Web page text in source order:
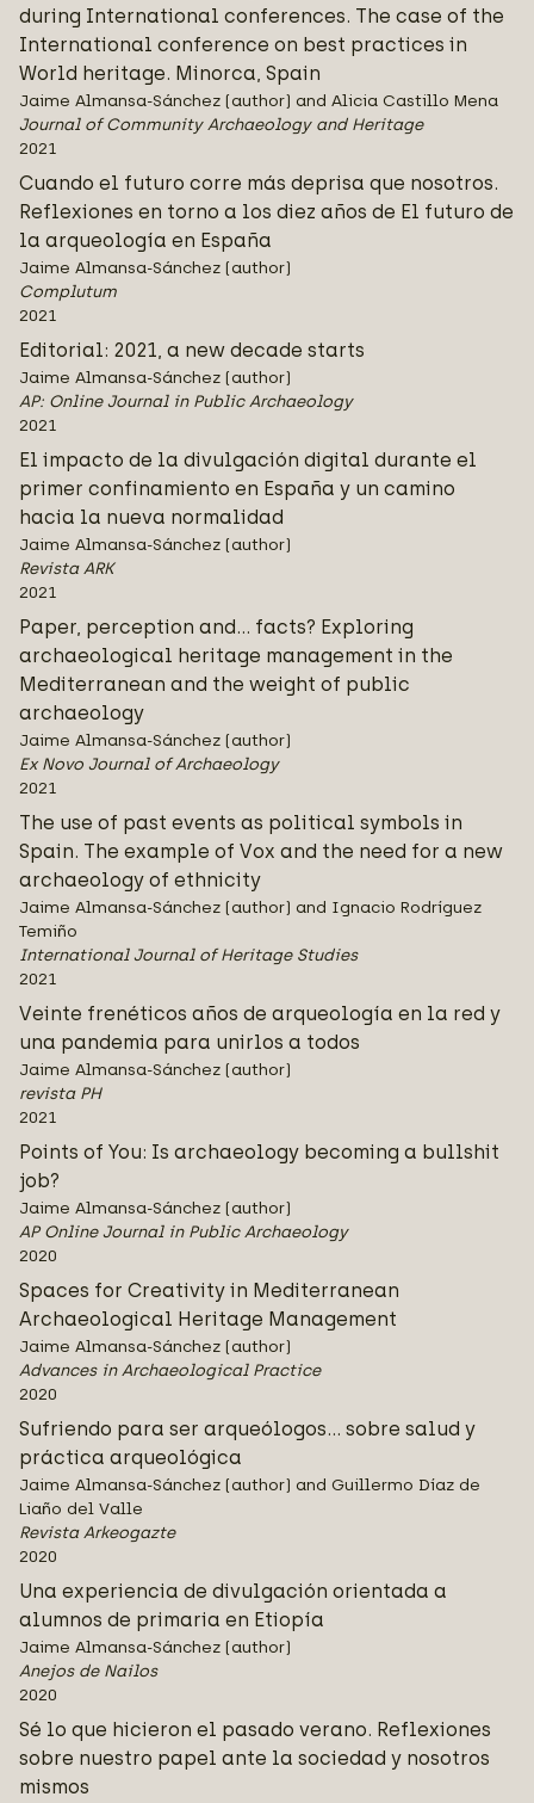
during International conferences. The case of the
International conference on best practices in
World heritage. Minorca, Spain
Jaime Almansa-Sánchez (author) and Alicia Castillo Mena
Journal of Community Archaeology and Heritage
2021
Cuando el futuro corre más deprisa que nosotros.
Reflexiones en torno a los diez años de El futuro de
la arqueología en España
Jaime Almansa-Sánchez (author)
Complutum
2021
Editorial: 2021, a new decade starts
Jaime Almansa-Sánchez (author)
AP: Online Journal in Public Archaeology
2021
El impacto de la divulgación digital durante el
primer confinamiento en España y un camino
hacia la nueva normalidad
Jaime Almansa-Sánchez (author)
Revista ARK
2021
Paper, perception and… facts? Exploring
archaeological heritage management in the
Mediterranean and the weight of public
archaeology
Jaime Almansa-Sánchez (author)
Ex Novo Journal of Archaeology
2021
The use of past events as political symbols in
Spain. The example of Vox and the need for a new
archaeology of ethnicity
Jaime Almansa-Sánchez (author) and Ignacio Rodríguez
Temiño
International Journal of Heritage Studies
2021
Veinte frenéticos años de arqueología en la red y
una pandemia para unirlos a todos
Jaime Almansa-Sánchez (author)
revista PH
2021
Points of You: Is archaeology becoming a bullshit
job?
Jaime Almansa-Sánchez (author)
AP Online Journal in Public Archaeology
2020
Spaces for Creativity in Mediterranean
Archaeological Heritage Management
Jaime Almansa-Sánchez (author)
Advances in Archaeological Practice
2020
Sufriendo para ser arqueólogos... sobre salud y
práctica arqueológica
Jaime Almansa-Sánchez (author) and Guillermo Díaz de
Liaño del Valle
Revista Arkeogazte
2020
Una experiencia de divulgación orientada a
alumnos de primaria en Etiopía
Jaime Almansa-Sánchez (author)
Anejos de Nailos
2020
Sé lo que hicieron el pasado verano. Reflexiones
sobre nuestro papel ante la sociedad y nosotros
mismos